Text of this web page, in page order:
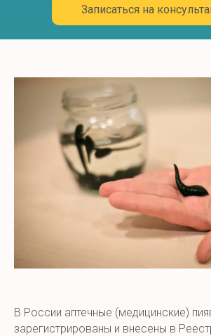
Записаться на
В России аптечные (медицинские)
зарегистрированы и внесены в